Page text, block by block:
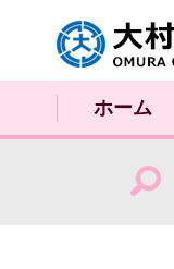
大村市
ホーム